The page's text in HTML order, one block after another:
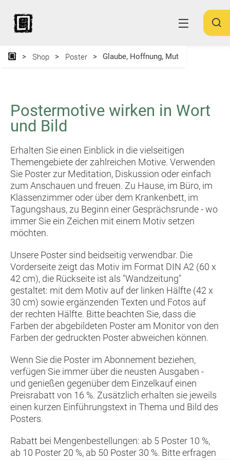
Shop Poster Glaube, Hoffnung, Mut
Postermotive wirken in Wort
und Bild
Erhalten Sie einen Einblick in die vielseitigen
Themengebiete der zahlreichen Motive. Verwenden
Sie Poster zur Meditation, Diskussion oder einfach
zum Anschauen und freuen. Zu Hause, im Büro, im
Klassenzimmer oder über dem Krankenbett, im
Tagungshaus, zu Beginn einer Gesprächsrunde - wo
immer Sie ein Zeichen mit einem Motiv setzen
möchten.
Unsere Poster sind beidseitig verwendbar. Die
Vorderseite zeigt das Motiv im Format DIN A2 (60 x
42 cm), die Rückseite ist als "Wandzeitung"
gestaltet: mit dem Motiv auf der linken Hälfte (42 x
30 cm) sowie ergänzenden Texten und Fotos auf
der rechten Hälfte. Bitte beachten Sie, dass die
Farben der abgebildeten Poster am Monitor von den
Farben der gedruckten Poster abweichen können.
Wenn Sie die Poster im Abonnement beziehen,
verfügen Sie immer über die neusten Ausgaben -
und genießen gegenüber dem Einzelkauf einen
Preisrabatt von 16 %. Zusätzlich erhalten sie jeweils
einen kurzen Einführungstext in Thema und Bild des
Posters.
Rabatt bei Mengenbestellungen: ab 5 Poster 10 %,
ab 10 Poster 20 %, ab 50 Poster 30 %. Bitte erfragen